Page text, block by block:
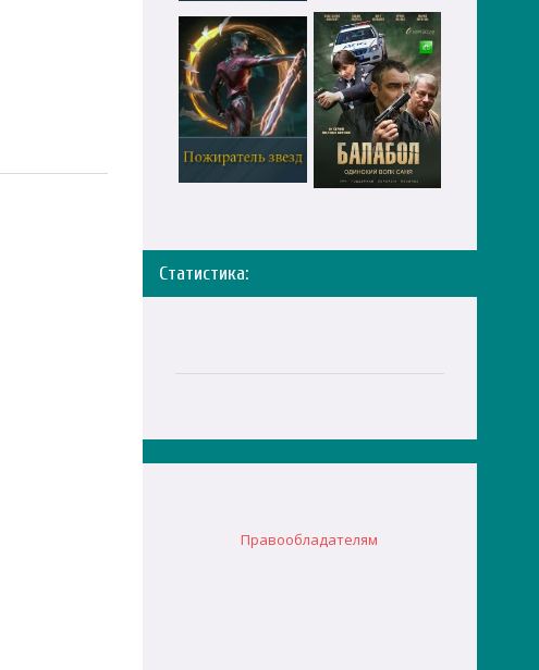
Статистика:
Правообладателям